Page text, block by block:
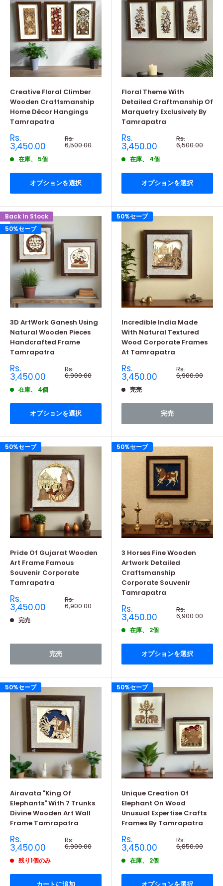
Creative Floral Climber
Wooden Craftsmanship
Home Décor Hangings
Tamrapatra
販
売
価
格
Rs.
3,450.00
通
常
価
Rs.
6,500.00
在庫、 5個
オプションを選択
Floral Theme With
Detailed Craftmanship Of
Marquetry Exclusively By
Tamrapatra
販
売
価
格
Rs.
3,450.00
通
常
価
Rs.
6,500.00
在庫、 4個
オプションを選択
Back In Stock
50%セーブ
3D ArtWork Ganesh Using
Natural Wooden Pieces
Handcrafted Frame
Tamrapatra
販
売
価
格
Rs.
3,450.00
通
常
価
Rs.
6,900.00
在庫、 4個
オプションを選択
50%セーブ
Incredible India Made
With Natural Textured
Wood Corporate Frames
At Tamrapatra
販
売
価
格
Rs.
3,450.00
通
常
価
Rs.
6,900.00
完売
完売
50%セーブ
Pride Of Gujarat Wooden
Art Frame Famous
Souvenir Corporate
Tamrapatra
販
売
価
格
Rs.
3,450.00
通
常
価
Rs.
6,900.00
完売
完売
50%セーブ
3 Horses Fine Wooden
Artwork Detailed
Craftsmanship
Corporate Souvenir
Tamrapatra
販
売
価
格
Rs.
3,450.00
通
常
価
Rs.
6,900.00
在庫、 2個
オプションを選択
50%セーブ
Airavata "King Of
Elephants" With 7 Trunks
Divine Wooden Art Wall
Frame Tamrapatra
販
売
価
格
Rs.
3,450.00
通
常
価
Rs.
6,900.00
残り1個のみ
50%セーブ
Unique Creation Of
Elephant On Wood
Unusual Expertise Crafts
Frames By Tamrapatra
販
売
価
格
Rs.
3,450.00
通
常
価
Rs.
6,850.00
在庫、 2個